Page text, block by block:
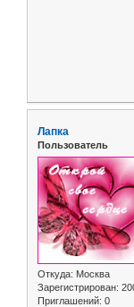
Лапка
Пользователь
Откуда: Москва
Зарегистрирован:
Приглашений: 0